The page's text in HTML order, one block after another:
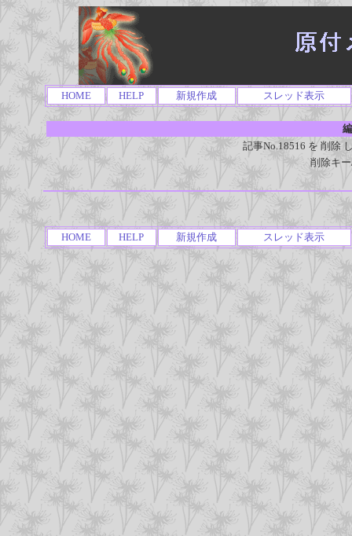
HOME HELP 新規作成 スレッド表示
記事No.18516 を 削除
削除キ
HOME HELP 新規作成 スレッド表示